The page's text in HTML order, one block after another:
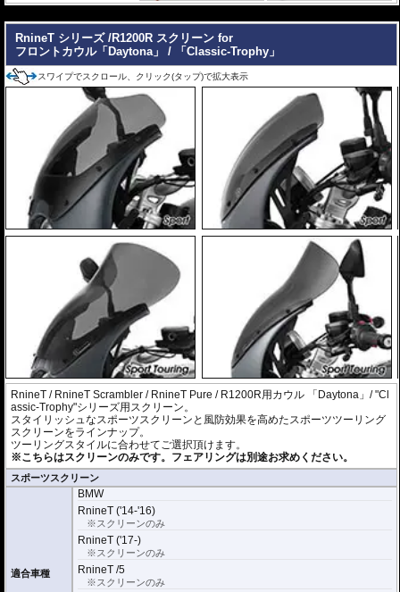
RnineT シリーズ /R1200R スクリーン for
フロントカウル「Daytona」 / 「Classic-Trophy」
スワイプでスクロール、クリック(タップ)で拡大表示
RnineT / RnineT Scrambler / RnineT Pure / R1200R用カウル 「Daytona」/ "Cl
assic-Trophy"シリーズ用スクリーン。
スタイリッシュなスポーツスクリーンと風防効果を高めたスポーツツーリング
スクリーンをラインナップ。
ツーリングスタイルに合わせてご選択頂けます。
※こちらはスクリーンのみです。フェアリングは別途お求めください。
スポーツスクリーン
適合車種
BMW
RnineT ('14-'16)
※スクリーンのみ
RnineT ('17-)
※スクリーンのみ
RnineT /5
※スクリーンのみ